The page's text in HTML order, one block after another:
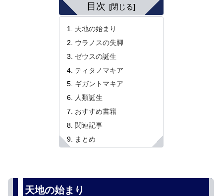
目次
天地の始まり
ウラノスの失脚
ゼウスの誕生
ティタノマキア
ギガントマキア
人類誕生
おすすめ書籍
関連記事
まとめ
天地の始まり